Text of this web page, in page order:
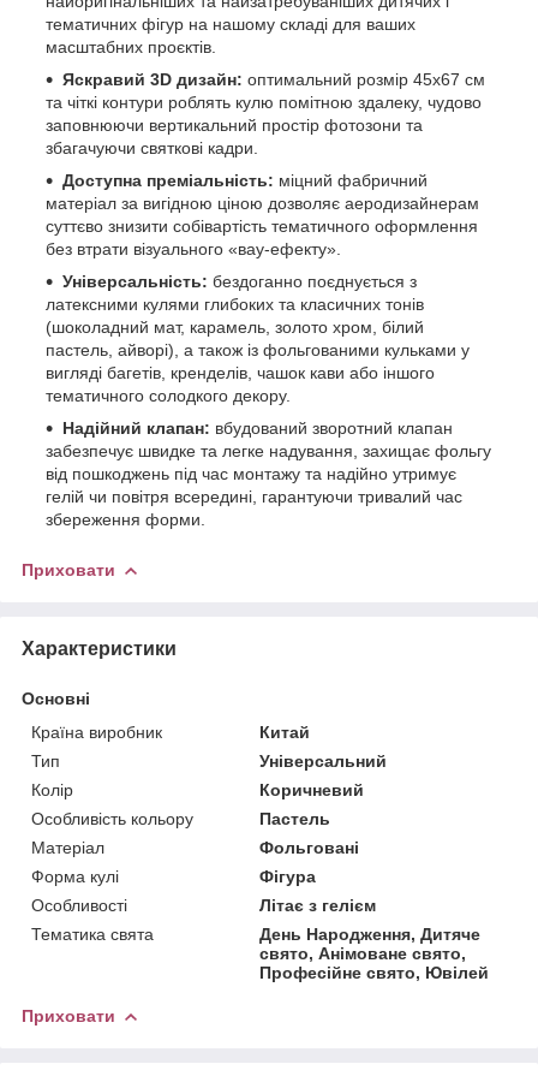
тематичних фігур на нашому складі для ваших
масштабних проєктів.
Яскравий 3D дизайн: оптимальний розмір 45х67 см
та чіткі контури роблять кулю помітною здалеку, чудово
заповнюючи вертикальний простір фотозони та
збагачуючи святкові кадри.
Доступна преміальність: міцний фабричний
матеріал за вигідною ціною дозволяє аеродизайнерам
суттєво знизити собівартість тематичного оформлення
без втрати візуального «вау-ефекту».
Універсальність: бездоганно поєднується з
латексними кулями глибоких та класичних тонів
(шоколадний мат, карамель, золото хром, білий
пастель, айворі), а також із фольгованими кульками у
вигляді багетів, кренделів, чашок кави або іншого
тематичного солодкого декору.
Надійний клапан: вбудований зворотний клапан
забезпечує швидке та легке надування, захищає фольгу
від пошкоджень під час монтажу та надійно утримує
гелій чи повітря всередині, гарантуючи тривалий час
збереження форми.
Приховати
Характеристики
Основні
Країна виробник
Китай
Тип
Універсальний
Колір
Коричневий
Особливість кольору
Пастель
Матеріал
Фольговані
Форма кулі
Фігура
Особливості
Літає з гелієм
Тематика свята
День Народження, Дитяче
свято, Анімоване свято,
Професійне свято, Ювілей
Приховати